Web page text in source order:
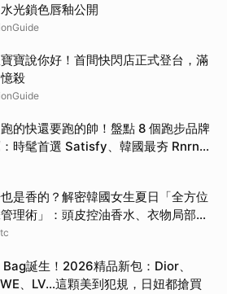
光鎖色唇釉公開
寶說你好！首間快閃店正式登台，滿
殺
的快還要跑的帥！盤點 8 個跑步品牌
時髦首選 Satisfy、韓國最夯 Rnrn
擁有！
是香的？解密韓國女生夏日「全方位
理術」：頭皮控油香水、衣物局部消
造自帶母胎偽體香
Bag誕生！2026精品新包：Dior、
、LV…這顆美到犯規，日妞都搶買